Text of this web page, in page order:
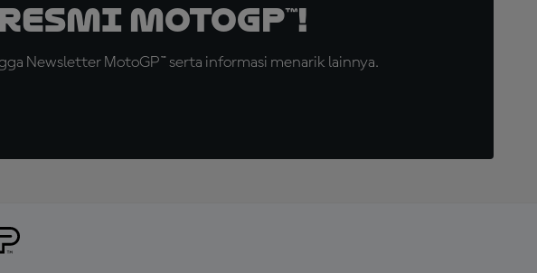
MotoGP™!
Newsletter MotoGP™ serta informasi menarik lainnya.